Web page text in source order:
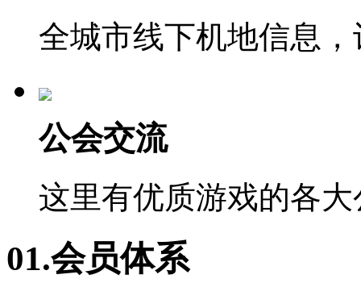
全城市线下机地信息
公会交流
这里有优质游戏的各
01.会员体系